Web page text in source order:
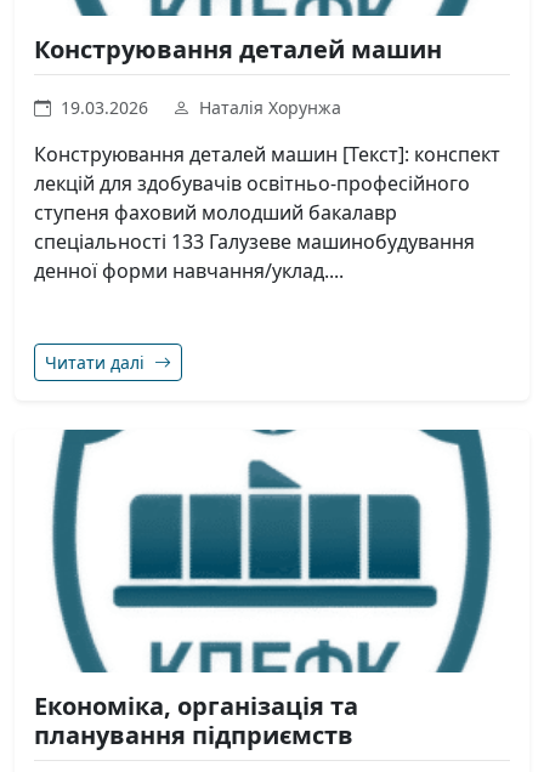
Конструювання деталей машин
19.03.2026 Наталія Хорунжа
Конструювання деталей машин [Текст]: конспект
лекцій для здобувачів освітньо-професійного
ступеня фаховий молодший бакалавр
спеціальності 133 Галузеве машинобудування
денної форми навчання/уклад....
Читати далі
Економіка, організація та
планування підприємств